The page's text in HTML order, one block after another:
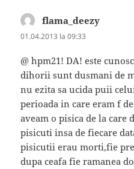
flama_deezy
01.04.2013 la 09:33
@ hpm21! DA! este
dihorii sunt dusmani de
nu ezita sa ucida puii
perioada in care eram f
aveam o pisica de la care
pisicuti insa de fiecare
pisicutii erau morti,fie
dupa ceafa fie ramanea